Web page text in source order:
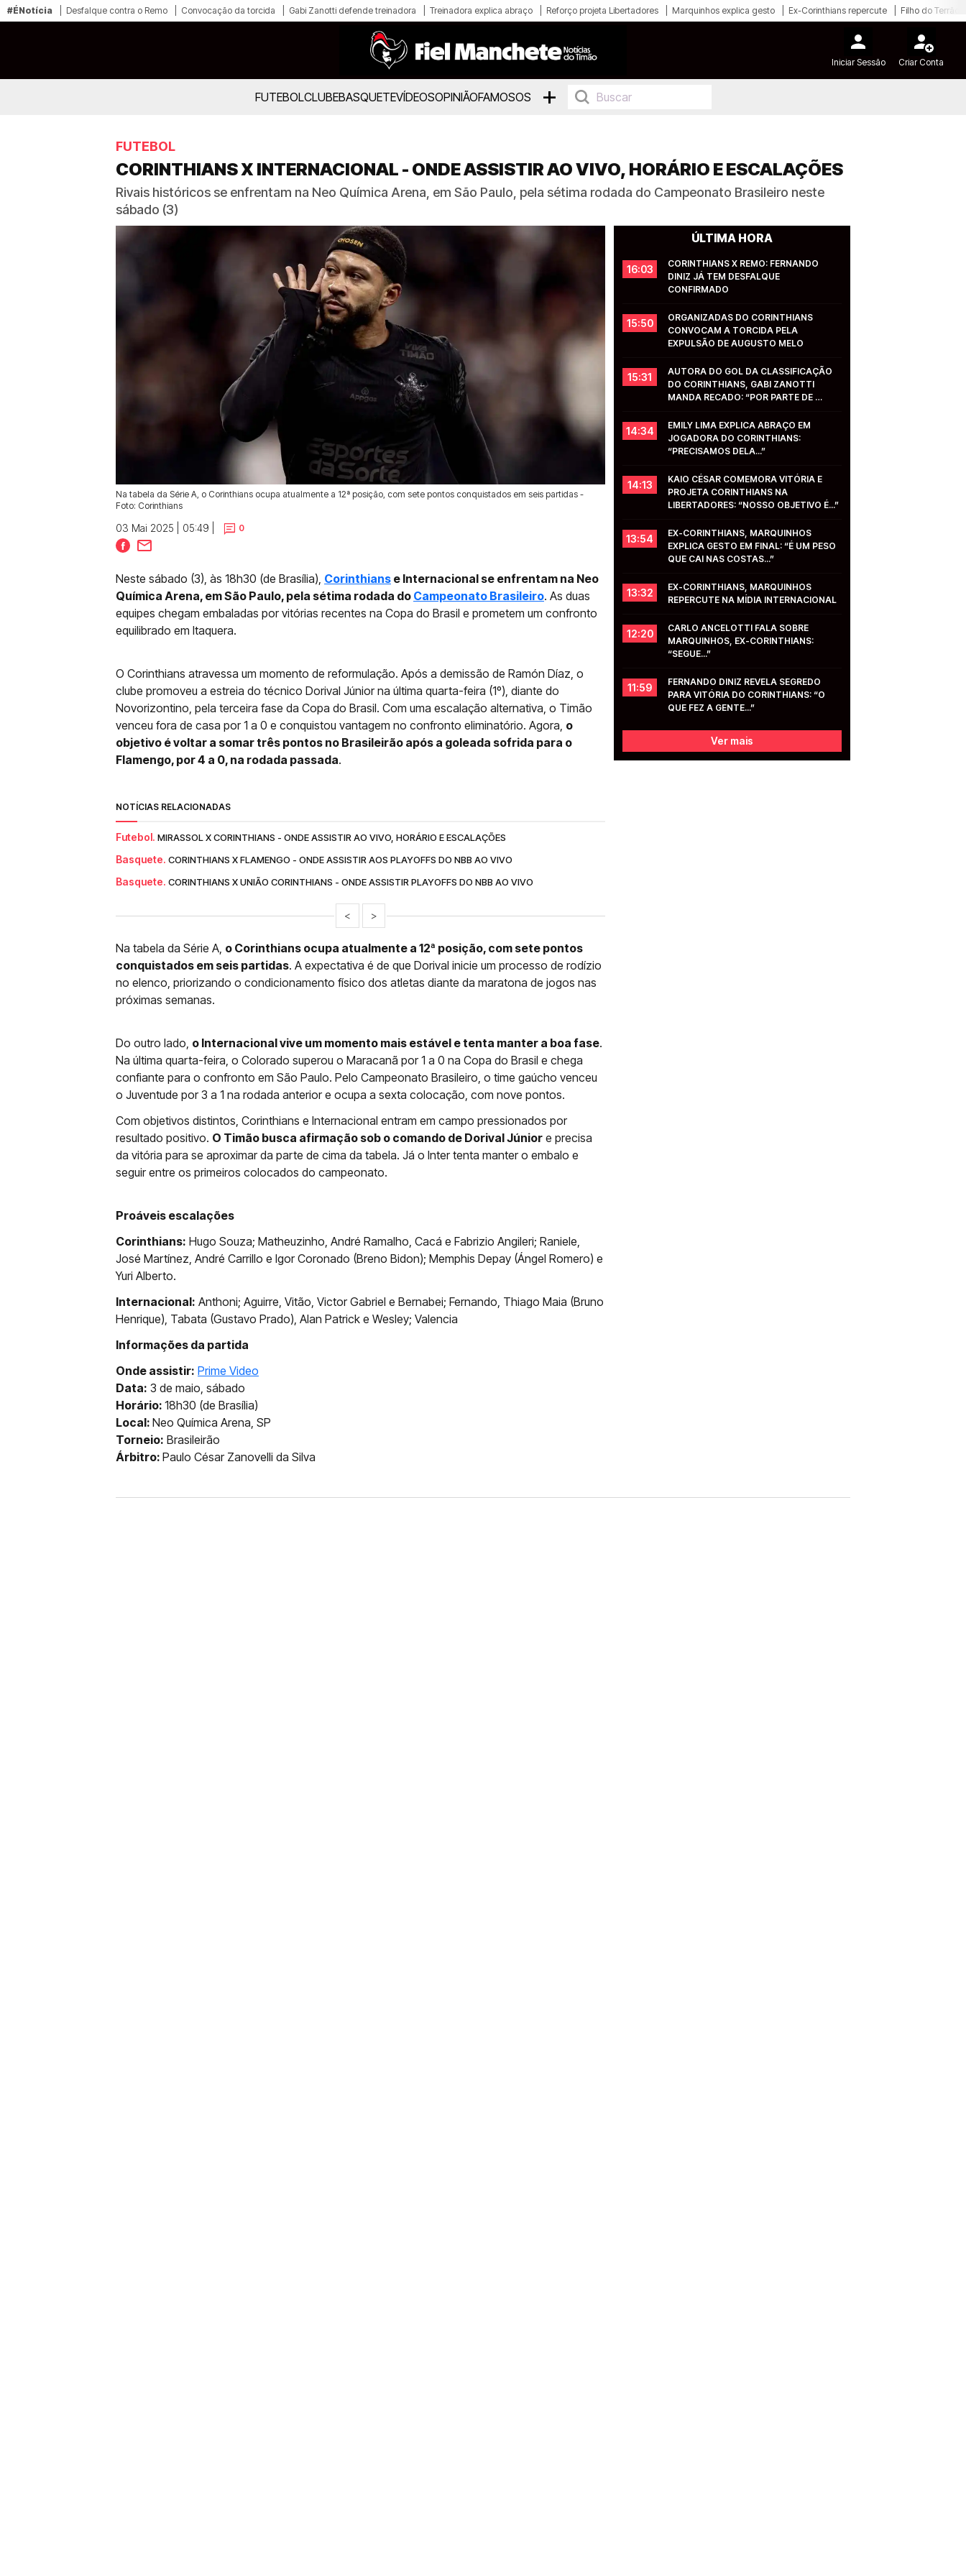
#ÉNotícia Desfalque contra o Remo Convocação da torcida Gabi Zanotti defende treinadora Treinadora explica abraço Reforço projeta Libertadores Marquinhos explica gesto Ex-Corinthians repercute Filho do Terrão
Iniciar Sessão Criar Conta
FUTEBOLCLUBEBASQUETEVÍDEOSOPINIÃOFAMOSOS +
FUTEBOL
CORINTHIANS X INTERNACIONAL - ONDE ASSISTIR AO VIVO, HORÁRIO E ESCALAÇÕES
Rivais históricos se enfrentam na Neo Química Arena, em São Paulo, pela sétima rodada do Campeonato Brasileiro neste
sábado (3)
Na tabela da Série A, o Corinthians ocupa atualmente a 12ª posição, com sete pontos conquistados em seis partidas -
Foto: Corinthians
03 Mai 2025 | 05:49 | 0
Neste sábado (3), às 18h30 (de Brasília), Corinthians e Internacional se enfrentam na Neo
Química Arena, em São Paulo, pela sétima rodada do Campeonato Brasileiro. As duas
equipes chegam embaladas por vitórias recentes na Copa do Brasil e prometem um confronto
equilibrado em Itaquera.
O Corinthians atravessa um momento de reformulação. Após a demissão de Ramón Díaz, o
clube promoveu a estreia do técnico Dorival Júnior na última quarta-feira (1º), diante do
Novorizontino, pela terceira fase da Copa do Brasil. Com uma escalação alternativa, o Timão
venceu fora de casa por 1 a 0 e conquistou vantagem no confronto eliminatório. Agora, o
objetivo é voltar a somar três pontos no Brasileirão após a goleada sofrida para o
Flamengo, por 4 a 0, na rodada passada.
NOTÍCIAS RELACIONADAS
Futebol. MIRASSOL X CORINTHIANS - ONDE ASSISTIR AO VIVO, HORÁRIO E ESCALAÇÕES
Basquete. CORINTHIANS X FLAMENGO - ONDE ASSISTIR AOS PLAYOFFS DO NBB AO VIVO
Basquete. CORINTHIANS X UNIÃO CORINTHIANS - ONDE ASSISTIR PLAYOFFS DO NBB AO VIVO
< >
Na tabela da Série A, o Corinthians ocupa atualmente a 12ª posição, com sete pontos
conquistados em seis partidas. A expectativa é de que Dorival inicie um processo de rodízio
no elenco, priorizando o condicionamento físico dos atletas diante da maratona de jogos nas
próximas semanas.
Do outro lado, o Internacional vive um momento mais estável e tenta manter a boa fase.
Na última quarta-feira, o Colorado superou o Maracanã por 1 a 0 na Copa do Brasil e chega
confiante para o confronto em São Paulo. Pelo Campeonato Brasileiro, o time gaúcho venceu
o Juventude por 3 a 1 na rodada anterior e ocupa a sexta colocação, com nove pontos.
Com objetivos distintos, Corinthians e Internacional entram em campo pressionados por
resultado positivo. O Timão busca afirmação sob o comando de Dorival Júnior e precisa
da vitória para se aproximar da parte de cima da tabela. Já o Inter tenta manter o embalo e
seguir entre os primeiros colocados do campeonato.
Proáveis escalações
Corinthians: Hugo Souza; Matheuzinho, André Ramalho, Cacá e Fabrizio Angileri; Raniele,
José Martínez, André Carrillo e Igor Coronado (Breno Bidon); Memphis Depay (Ángel Romero) e
Yuri Alberto.
Internacional: Anthoni; Aguirre, Vitão, Victor Gabriel e Bernabei; Fernando, Thiago Maia (Bruno
Henrique), Tabata (Gustavo Prado), Alan Patrick e Wesley; Valencia
Informações da partida
Onde assistir: Prime Video
Data: 3 de maio, sábado
Horário: 18h30 (de Brasília)
Local: Neo Química Arena, SP
Torneio: Brasileirão
Árbitro: Paulo César Zanovelli da Silva
ÚLTIMA HORA
16:03
CORINTHIANS X REMO: FERNANDO
DINIZ JÁ TEM DESFALQUE
CONFIRMADO
15:50
ORGANIZADAS DO CORINTHIANS
CONVOCAM A TORCIDA PELA
EXPULSÃO DE AUGUSTO MELO
15:31
AUTORA DO GOL DA CLASSIFICAÇÃO
DO CORINTHIANS, GABI ZANOTTI
MANDA RECADO: “POR PARTE DE
14:34
EMILY LIMA EXPLICA ABRAÇO EM
JOGADORA DO CORINTHIANS:
“PRECISAMOS DELA...”
14:13
KAIO CÉSAR COMEMORA VITÓRIA E
PROJETA CORINTHIANS NA
LIBERTADORES: “NOSSO OBJETIVO É...”
13:54
EX-CORINTHIANS, MARQUINHOS
EXPLICA GESTO EM FINAL: “É UM PESO
QUE CAI NAS COSTAS...”
13:32
EX-CORINTHIANS, MARQUINHOS
REPERCUTE NA MÍDIA INTERNACIONAL
12:20
CARLO ANCELOTTI FALA SOBRE
MARQUINHOS, EX-CORINTHIANS:
“SEGUE...”
11:59
FERNANDO DINIZ REVELA SEGREDO
PARA VITÓRIA DO CORINTHIANS: “O
QUE FEZ A GENTE...”
Ver mais